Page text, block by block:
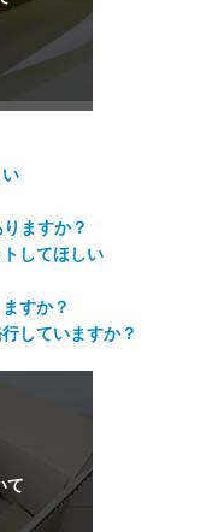
ますか？
してほしい
すか？
していますか？